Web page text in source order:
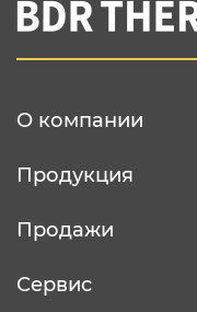
Вы соглашаетесь
О компании
Продукция
Продажи
Сервис